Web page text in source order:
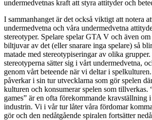
undermedvetnas kraft att styra attityder och
I sammanhanget är det också viktigt att notera
undermedvetna och våra undermedvetna
stereotyper. Spelare spelar GTA V och även
biltjuvar av det (eller snarare inga spelare) så
matade med stereotypiseringar av olika
stereotyperna sätter sig i vårt undermedvetna,
genom vårt beteende när vi deltar i
påverkar i sin tur utvecklarna som gör spelen
kulturen och konsumerar spelen som tillverkas.
games” är en ofta förekommande kravställning
industrin. Vi i vår tur låter våra fördomar
gör och den nedåtgående spiralen fortsätter